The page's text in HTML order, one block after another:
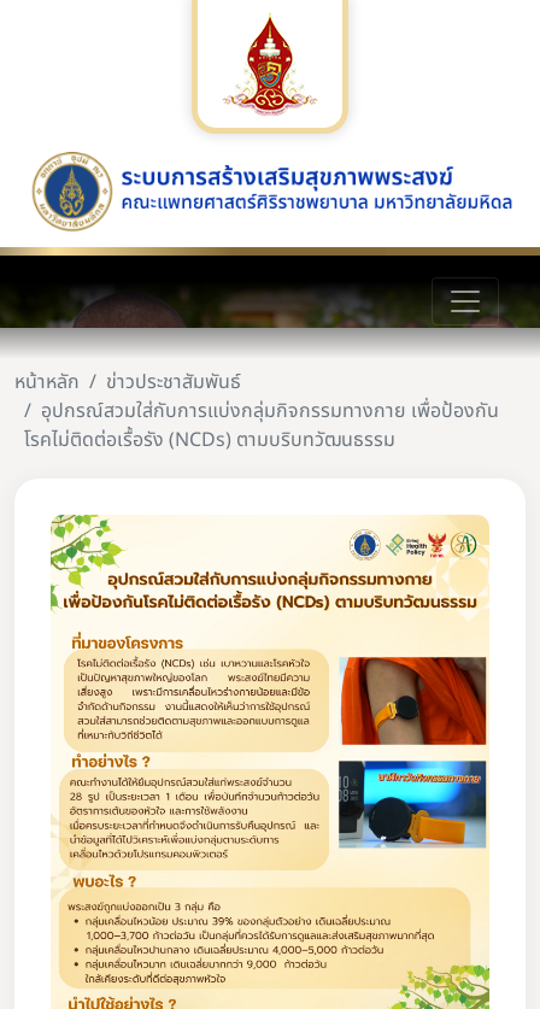
หน้าหลัก
ข่าวประชาสัมพันธ์
อุปกรณ์สวมใส่กับการแบ่งกลุ่มกิจกรรมทางกาย เพื่อป้องกัน
โรคไม่ติดต่อเรื้อรัง (NCDs) ตามบริบทวัฒนธรรม